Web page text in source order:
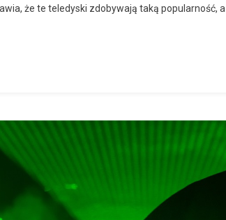
że te teledyski zdobywają taką popularność, a